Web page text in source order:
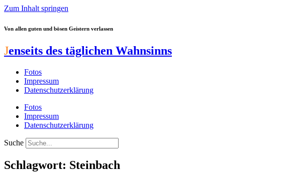
Zum Inhalt springen
Von allen guten und bösen Geistern verlassen
Jenseits des täglichen Wahnsinns
Fotos
Impressum
Datenschutzerklärung
Fotos
Impressum
Datenschutzerklärung
Suche
Schlagwort: Steinbach